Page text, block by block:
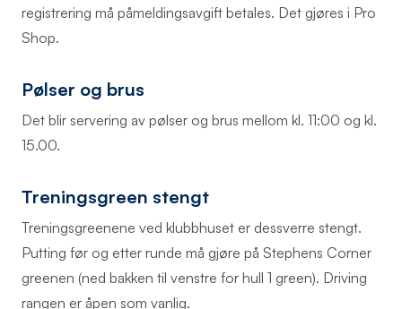
registrering må påmeldingsavgift betales. Det gjøres i Pro
Shop.
Pølser og brus
Det blir servering av pølser og brus mellom kl. 11:00 og kl.
15.00.
Treningsgreen stengt
Treningsgreenene ved klubbhuset er dessverre stengt.
Putting før og etter runde må gjøre på Stephens Corner
greenen (ned bakken til venstre for hull 1 green). Driving
rangen er åpen som vanlig.